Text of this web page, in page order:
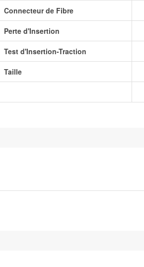
Connecteur de Fibre
Perte d'Insertion
Test d'Insertion-Traction
Taille